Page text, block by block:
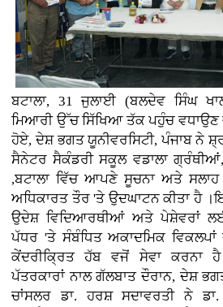
ਬਟਾਲਾ, 31 ਜੁਲਾਈ (ਬਲਦੇਵ ਸਿੰਘ
ਮਿਆਰੀ ਉੱਚ ਸਿੱਖਿਆ ਤੱਕ ਪਹੁੰਚ
ਹੋਏ, ਦੇਸ਼ ਭਗਤ ਯੂਨੀਵਰਸਿਟੀ, ਪੰਜਾਬ ਨੇ
ਸੈਨੇਟਰ ਸੈਕੰਡਰੀ ਸਕੂਲ ਵਡਾਲਾ
,ਬਟਾਲਾ ਵਿੱਚ ਆਪਣੇ ਸੂਚਨਾ ਅਤੇ
ਅਧਿਕਾਰਤ ਤੌਰ 'ਤੇ ਉਦਘਾਟਨ ਕੀਤਾ ਹੈ
ਉਦੇਸ਼ ਵਿਦਿਆਰਥੀਆਂ ਅਤੇ ਪੇਸ਼ੇਵਰਾਂ
ਪੱਧਰ 'ਤੇ ਸੰਬੰਧਿਤ ਅਕਾਦਮਿਕ
ਕੇਂਦਰੀਕ੍ਰਿਤ ਹੱਬ ਵਜੋਂ ਸੇਵਾ ਕਰਨਾ
ਪੱਤਰਕਾਰਾਂ ਨਾਲ ਗੱਲਬਾਤ ਦੌਰਾਨ, ਦੇਸ਼
ਚਾਂਸਲਰ ਡਾ. ਹਰਸ਼ ਸਦਾਵਰਤੀ ਨੇ